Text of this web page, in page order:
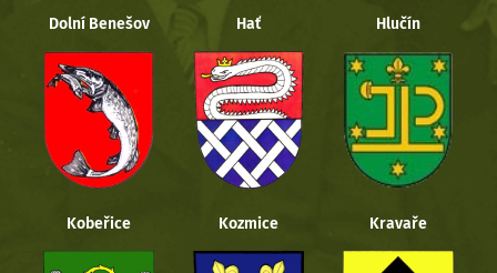
Dolní Benešov Hať Hlučín
Kobeřice Kozmice Kravaře